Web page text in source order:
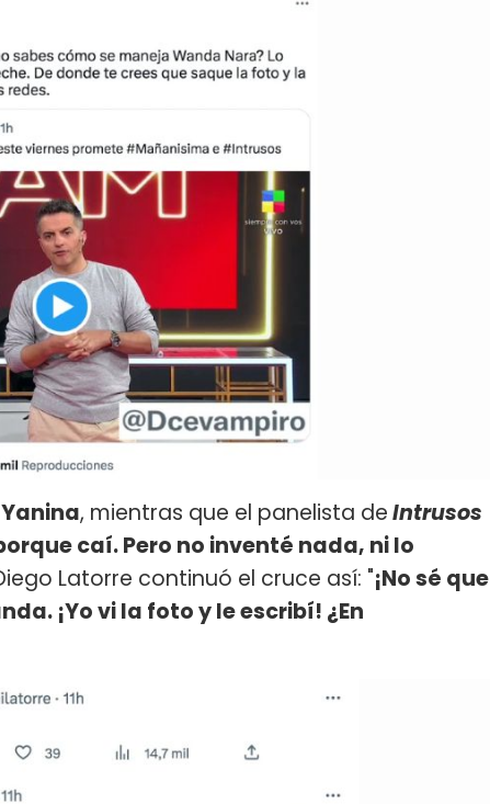
Yanina, mientras que el panelista deIntrusos
caí. Pero no inventé nada, ni lo
Latorre continuó el cruce así: "¡No sé que
¡Yo vi la foto y le escribí! ¿En